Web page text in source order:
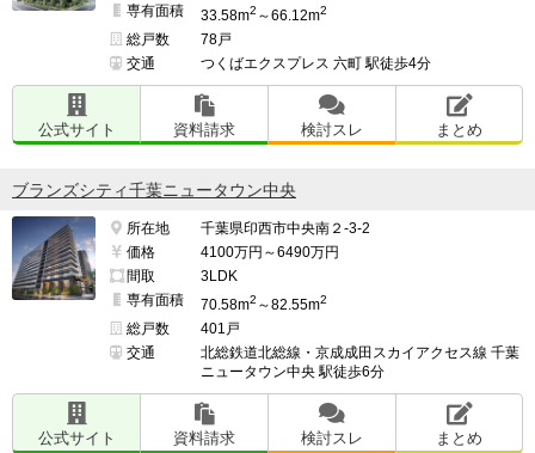
専有面積
33.58m2 ～66.12m2
総戸数
78戸
交通
つくばエクスプレス 六町 駅徒歩4分
公式サイト 資料請求 検討スレ まとめ
ブランズシティ千葉ニュータウン中央
所在地
千葉県印西市中央南２-3-2
価格
4100万円～6490万円
間取
3LDK
専有面積
70.58m2 ～82.55m2
総戸数
401戸
交通
北総鉄道北総線・京成成田スカイアクセス線 千葉
ニュータウン中央 駅徒歩6分
公式サイト 資料請求 検討スレ まとめ